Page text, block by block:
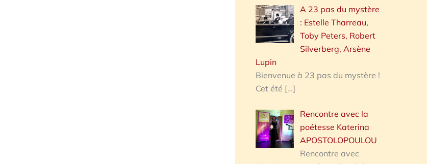
A 23 pas du mystère
: Estelle Tharreau,
Toby Peters, Robert
Silverberg, Arsène
Lupin
Bienvenue à 23 pas du mystère !
Cet été […]
Rencontre avec la
poétesse Katerina
APOSTOLOPOULOU
Rencontre avec